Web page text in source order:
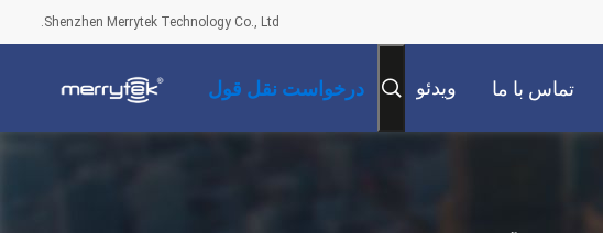
Shenzhen Merrytek Technology Co., Ltd.
تماس با ما ویدئو درخواست نقل قول